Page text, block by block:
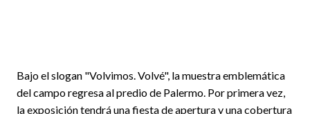
Bajo el slogan "Volvimos. Volvé", la muestra emblemática
del campo regresa al predio de Palermo. Por primera vez,
la exposición tendrá una fiesta de apertura y una cobertura